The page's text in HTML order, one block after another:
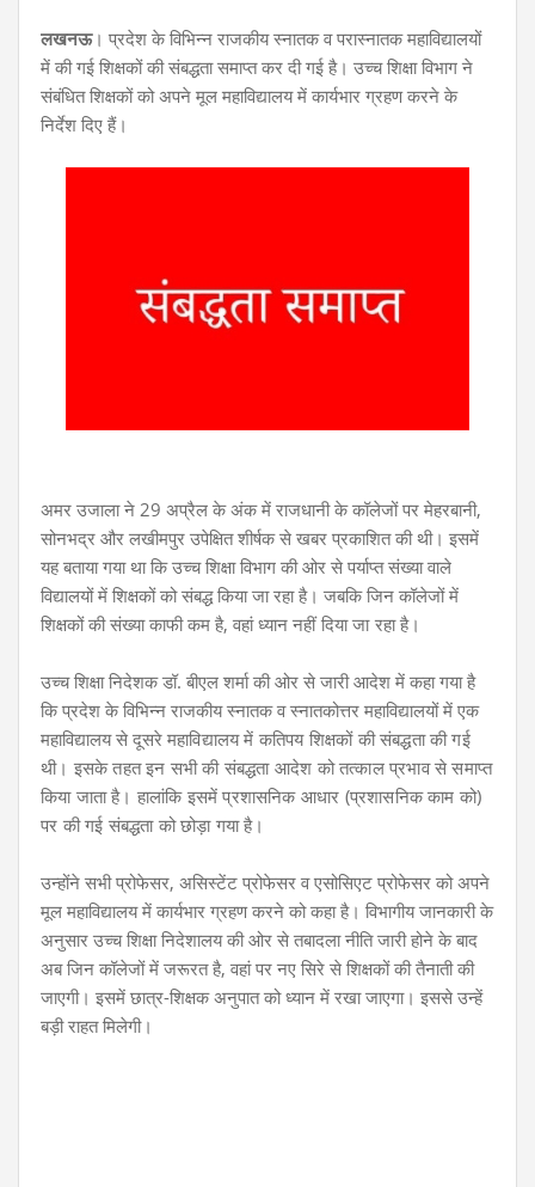
लखनऊ। प्रदेश के विभिन्न राजकीय स्नातक व परास्नातक महाविद्यालयों
में की गई शिक्षकों की संबद्धता समाप्त कर दी गई है। उच्च शिक्षा विभाग ने
संबंधित शिक्षकों को अपने मूल महाविद्यालय में कार्यभार ग्रहण करने के
निर्देश दिए हैं।
अमर उजाला ने 29 अप्रैल के अंक में राजधानी के कॉलेजों पर मेहरबानी,
सोनभद्र और लखीमपुर उपेक्षित शीर्षक से खबर प्रकाशित की थी। इसमें
यह बताया गया था कि उच्च शिक्षा विभाग की ओर से पर्याप्त संख्या वाले
विद्यालयों में शिक्षकों को संबद्ध किया जा रहा है। जबकि जिन कॉलेजों में
शिक्षकों की संख्या काफी कम है, वहां ध्यान नहीं दिया जा रहा है।
उच्च शिक्षा निदेशक डॉ. बीएल शर्मा की ओर से जारी आदेश में कहा गया है
कि प्रदेश के विभिन्न राजकीय स्नातक व स्नातकोत्तर महाविद्यालयों में एक
महाविद्यालय से दूसरे महाविद्यालय में कतिपय शिक्षकों की संबद्धता की गई
थी। इसके तहत इन सभी की संबद्धता आदेश को तत्काल प्रभाव से समाप्त
किया जाता है। हालांकि इसमें प्रशासनिक आधार (प्रशासनिक काम को)
पर की गई संबद्धता को छोड़ा गया है।
उन्होंने सभी प्रोफेसर, असिस्टेंट प्रोफेसर व एसोसिएट प्रोफेसर को अपने
मूल महाविद्यालय में कार्यभार ग्रहण करने को कहा है। विभागीय जानकारी के
अनुसार उच्च शिक्षा निदेशालय की ओर से तबादला नीति जारी होने के बाद
अब जिन कॉलेजों में जरूरत है, वहां पर नए सिरे से शिक्षकों की तैनाती की
जाएगी। इसमें छात्र-शिक्षक अनुपात को ध्यान में रखा जाएगा। इससे उन्हें
बड़ी राहत मिलेगी।